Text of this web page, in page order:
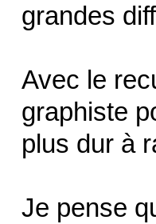
grandes
Avec le
graphiste
plus dur à
Je pense